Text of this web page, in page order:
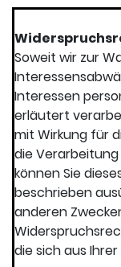
Soweit wir zur
Interessen
erläutert
mit Wirkung für
die Verarbeitung
können Sie
beschrieben
anderen
die sich aus